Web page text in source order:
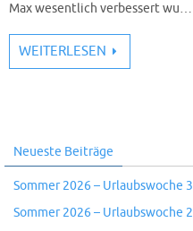
Max wesentlich verbessert wu…
WEITERLESEN
Neueste Beiträge
Sommer 2026 – Urlaubswoche 3
Sommer 2026 – Urlaubswoche 2